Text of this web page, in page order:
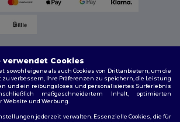
verwendet Cookies
sowohl eigene als auch Cookies von Drittanbietern, um die
verbessern, Ihre Präferenzen zu speichern, die Leistung
und ein reibungsloses und personalisiertes Surferlebnis
maßgeschneidertem Inhalt, optimierten
und Werbung.
jederzeit verwalten. Essenzielle Cookies, die für